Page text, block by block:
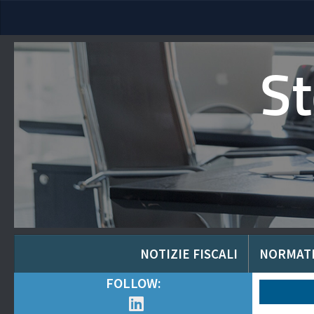
NOTIZIE FISCALI
FOLLOW: